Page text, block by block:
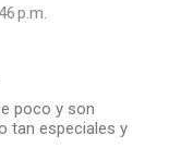
p.m.
poco y son
tan especiales y